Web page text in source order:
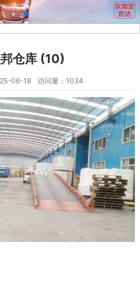
仓库 (10)
06-18 访问量：1034